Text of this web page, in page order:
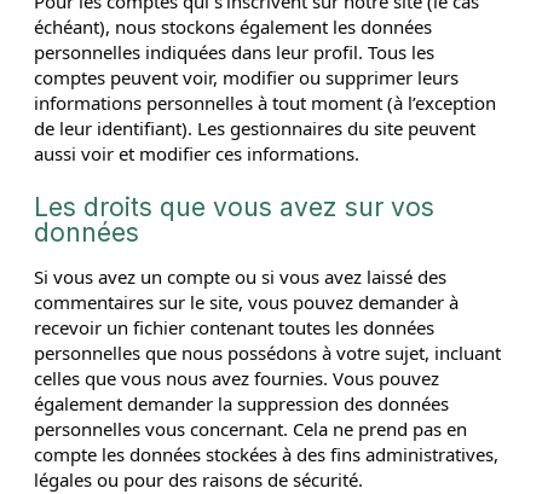
échéant), nous stockons également les données
personnelles indiquées dans leur profil. Tous les
comptes peuvent voir, modifier ou supprimer leurs
informations personnelles à tout moment (à l’exception
de leur identifiant). Les gestionnaires du site peuvent
aussi voir et modifier ces informations.
Les droits que vous avez sur vos
données
Si vous avez un compte ou si vous avez laissé des
commentaires sur le site, vous pouvez demander à
recevoir un fichier contenant toutes les données
personnelles que nous possédons à votre sujet, incluant
celles que vous nous avez fournies. Vous pouvez
également demander la suppression des données
personnelles vous concernant. Cela ne prend pas en
compte les données stockées à des fins administratives,
légales ou pour des raisons de sécurité.